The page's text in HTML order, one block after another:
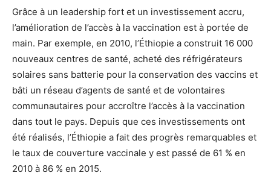
Grâce à un leadership fort et un investissement accru,
l’amélioration de l’accès à la vaccination est à portée de
main. Par exemple, en 2010, l’Éthiopie a construit 16 000
nouveaux centres de santé, acheté des réfrigérateurs
solaires sans batterie pour la conservation des vaccins et
bâti un réseau d’agents de santé et de volontaires
communautaires pour accroître l’accès à la vaccination
dans tout le pays. Depuis que ces investissements ont
été réalisés, l’Éthiopie a fait des progrès remarquables et
le taux de couverture vaccinale y est passé de 61 % en
2010 à 86 % en 2015.